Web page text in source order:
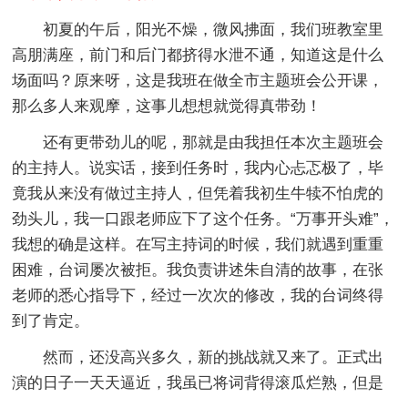
初夏的午后，阳光不燥，微风拂面，我们班教室里
高朋满座，前门和后门都挤得水泄不通，知道这是什么
场面吗？原来呀，这是我班在做全市主题班会公开课，
那么多人来观摩，这事儿想想就觉得真带劲！
还有更带劲儿的呢，那就是由我担任本次主题班会
的主持人。说实话，接到任务时，我内心忐忑极了，毕
竟我从来没有做过主持人，但凭着我初生牛犊不怕虎的
劲头儿，我一口跟老师应下了这个任务。“万事开头难”，
我想的确是这样。在写主持词的时候，我们就遇到重重
困难，台词屡次被拒。我负责讲述朱自清的故事，在张
老师的悉心指导下，经过一次次的修改，我的台词终得
到了肯定。
然而，还没高兴多久，新的挑战就又来了。正式出
演的日子一天天逼近，我虽已将词背得滚瓜烂熟，但是